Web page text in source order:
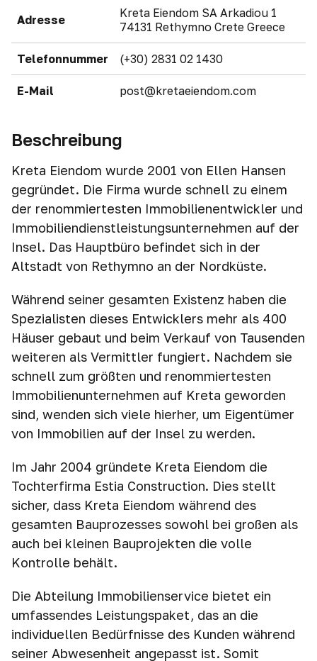
Adresse
Kreta Eiendom SA Arkadiou 1
74131 Rethymno Crete Greece
Telefonnummer (+30) 2831 02 1430
E-Mail post@kretaeiendom.com
Beschreibung
Kreta Eiendom wurde 2001 von Ellen Hansen
gegründet. Die Firma wurde schnell zu einem
der renommiertesten Immobilienentwickler und
Immobiliendienstleistungsunternehmen auf der
Insel. Das Hauptbüro befindet sich in der
Altstadt von Rethymno an der Nordküste.
Während seiner gesamten Existenz haben die
Spezialisten dieses Entwicklers mehr als 400
Häuser gebaut und beim Verkauf von Tausenden
weiteren als Vermittler fungiert. Nachdem sie
schnell zum größten und renommiertesten
Immobilienunternehmen auf Kreta geworden
sind, wenden sich viele hierher, um Eigentümer
von Immobilien auf der Insel zu werden.
Im Jahr 2004 gründete Kreta Eiendom die
Tochterfirma Estia Construction. Dies stellt
sicher, dass Kreta Eiendom während des
gesamten Bauprozesses sowohl bei großen als
auch bei kleinen Bauprojekten die volle
Kontrolle behält.
Die Abteilung Immobilienservice bietet ein
umfassendes Leistungspaket, das an die
individuellen Bedürfnisse des Kunden während
seiner Abwesenheit angepasst ist. Somit